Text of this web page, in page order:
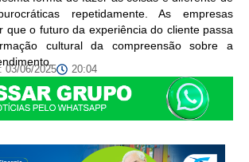
repetidamente. As empresas
que o futuro da experiência do cliente passa
cultural da compreensão sobre a
03/06/2025 20:04